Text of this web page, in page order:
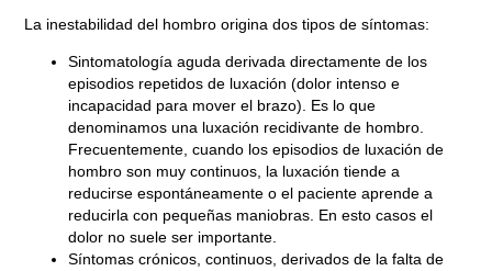
La inestabilidad del hombro originados tipos de síntomas:
Sintomatología aguda derivada directamente de los
episodios repetidos de luxación (dolor intenso e
incapacidad para mover el brazo). Es lo que
denominamos una luxación recidivante de hombro.
Frecuentemente, cuando los episodios de luxación de
hombro son muy continuos, la luxación tiende a
reducirse espontáneamente o el paciente aprende a
reducirla con pequeñas maniobras. En esto casos el
dolor no suele ser importante.
Síntomas crónicos, continuos, derivados de la falta de